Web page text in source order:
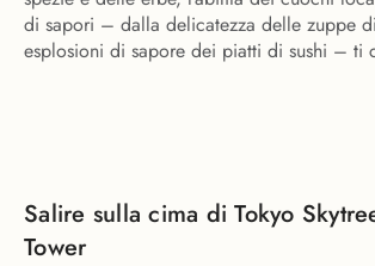
di sapori – dalla delicatezza delle zuppe
esplosioni di sapore dei piatti di sushi – ti
Salire sulla cima di Tokyo
Tower